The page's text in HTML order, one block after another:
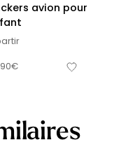
avion pour
€